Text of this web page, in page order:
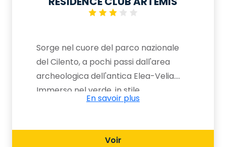
Sorge nel cuore del parco nazionale
del Cilento, a pochi passi dall'area
archeologica dell'antica Elea-Velia.
Immerso nel verde, in stile
mediterraneo, dotato di tutti i comfort
divertimento.
En savoir plus
Voir